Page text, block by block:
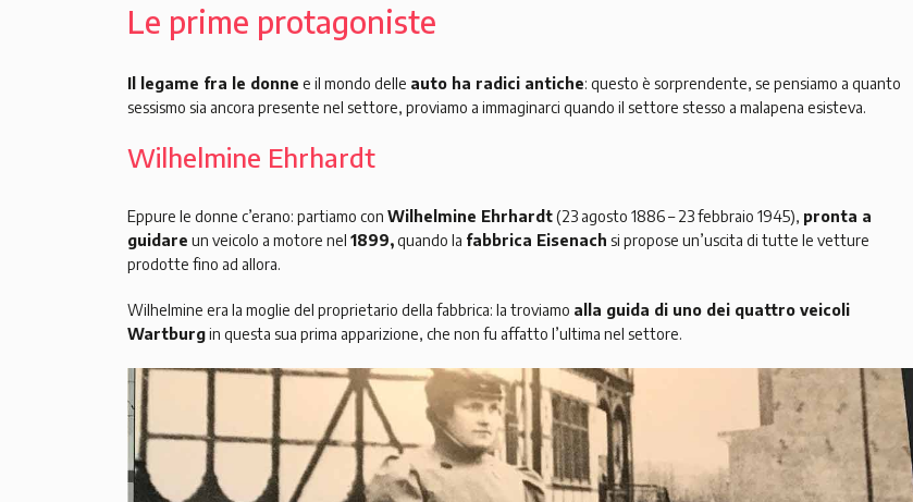
Le prime protagoniste
Il legame fra le donne e il mondo delle auto ha radici antiche: questo è sorprendente, se pensiamo a quanto
sessismo sia ancora presente nel settore, proviamo a immaginarci quando il settore stesso a malapena esisteva.
Wilhelmine Ehrhardt
Eppure le donne c’erano: partiamo con Wilhelmine Ehrhardt(23 agosto 1886 – 23 febbraio 1945), pronta a
guidare un veicolo a motore nel 1899,quando la fabbrica Eisenach si propose un’uscita di tutte le vetture
prodotte fino ad allora.
Wilhelmine era la moglie del proprietario della fabbrica: la troviamo alla guida di uno dei quattro veicoli
Wartburgin questa sua prima apparizione, che non fu affatto l’ultima nel settore.